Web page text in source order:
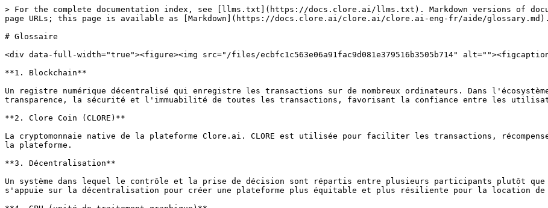
> For the complete documentation index, see [llms.txt](https://docs.clore.ai/llms.txt). Markdown versions of
page URLs; this page is available as [Markdown](https://docs.clore.ai/clore.ai/clore.ai-eng-fr/aide/glossary.md).
# Glossaire
<div data-full-width="true"><figure><img src="/files/ecbfc1c563e06a91fac9d081e379516b3505b714"
**1. Blockchain**
Un registre numérique décentralisé qui enregistre les transactions sur de nombreux ordinateurs. Dans
transparence, la sécurité et l'immuabilité de toutes les transactions, favorisant la confiance entre les
**2. Clore Coin (CLORE)**
La cryptomonnaie native de la plateforme Clore.ai. CLORE est utilisée pour faciliter les transactions,
la plateforme.
**3. Décentralisation**
Un système dans lequel le contrôle et la prise de décision sont répartis entre plusieurs participants plutôt
s'appuie sur la décentralisation pour créer une plateforme plus équitable et plus résiliente pour la location de